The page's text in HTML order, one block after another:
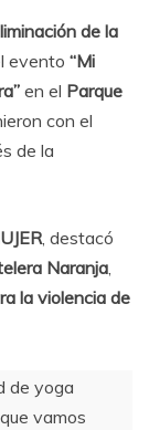
de la
evento “Mi
en el Parque
con el
de la
, destacó
Naranja,
la violencia de
de yoga
vamos